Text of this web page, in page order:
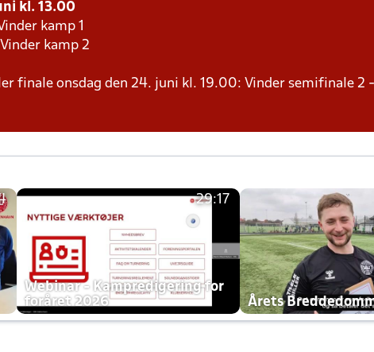
kl. 13.00
kamp 1
kamp 2
finale onsdag den 24. juni kl. 19.00: Vinder semifinale 2
29:17
Webinar - Kampredigering for
foråret 2026
Årets